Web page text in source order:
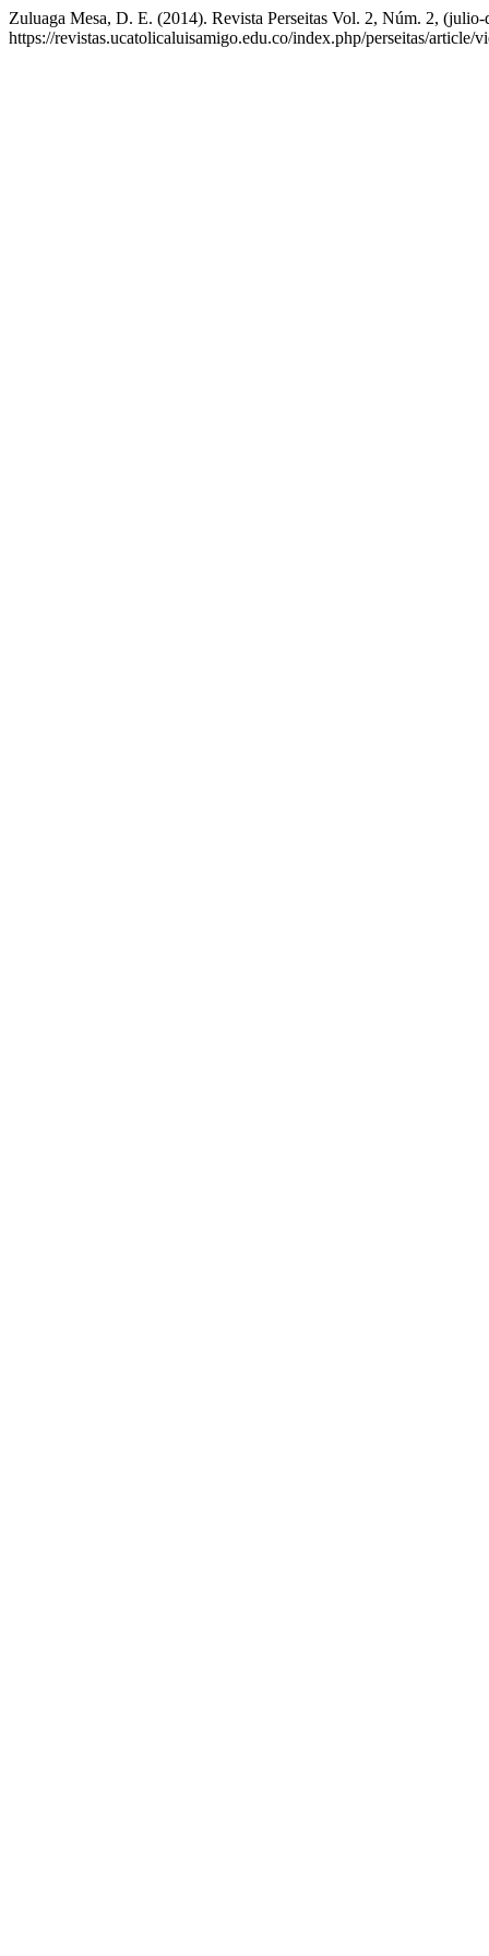
Zuluaga Mesa, D. E. (2014). Revista Perseitas Vol. 2, Núm. 2,
https://revistas.ucatolicaluisamigo.edu.co/index.php/perseitas/article/